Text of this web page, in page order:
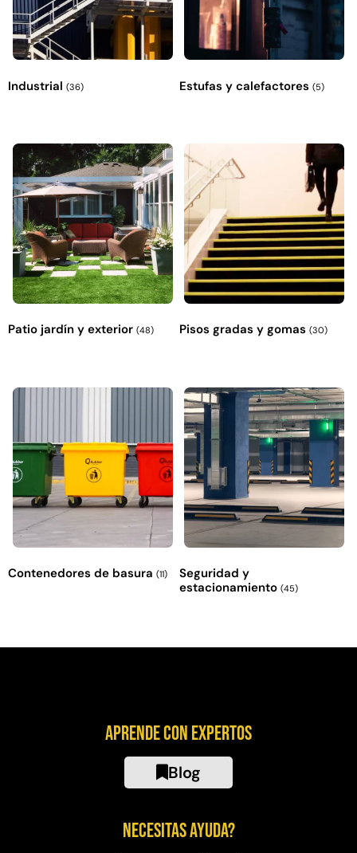
Industrial (36) Estufas y calefactores (5)
Patio jardín y exterior (48) Pisos gradas y gomas (30)
Contenedores de basura (11)
Seguridad y
estacionamiento (45)
Aprende con expertos
Blog
Necesitas ayuda?